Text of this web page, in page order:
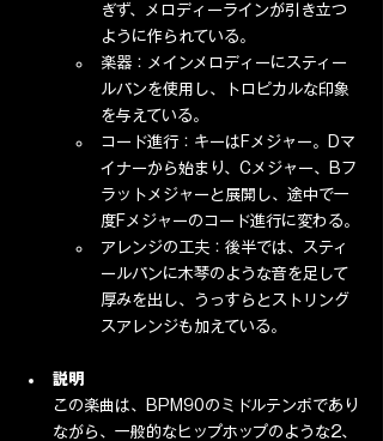
ぎず、メロディーラインが引き立つ
ように作られている。
楽器：メインメロディーにスティー
ルパンを使用し、トロピカルな印象
を与えている。
コード進行：キーはFメジャー。Dマ
イナーから始まり、Cメジャー、Bフ
ラットメジャーと展開し、途中で一
度Fメジャーのコード進行に変わる。
アレンジの工夫：後半では、スティ
ールパンに木琴のような音を足して
厚みを出し、うっすらとストリング
スアレンジも加えている。
説明
この楽曲は、BPM90のミドルテンポであり
ながら、一般的なヒップホップのような2、